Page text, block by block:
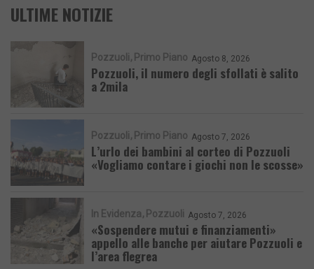
ULTIME NOTIZIE
Pozzuoli Primo Piano Agosto 8, 2026
Pozzuoli, il numero degli sfollati è salito
a 2mila
Pozzuoli Primo Piano Agosto 7, 2026
L’urlo dei bambini al corteo di Pozzuoli
«Vogliamo contare i giochi non le scosse»
In Evidenza Pozzuoli Agosto 7, 2026
«Sospendere mutui e finanziamenti»
appello alle banche per aiutare Pozzuoli e
l’area flegrea